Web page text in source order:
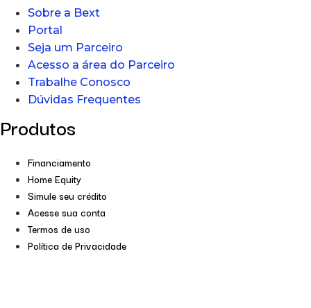
Sobre a Bext
Portal
Seja um Parceiro
Acesso a área do Parceiro
Trabalhe Conosco
Dúvidas Frequentes
Produtos
Financiamento
Home Equity
Simule seu crédito
Acesse sua conta
Termos de uso
Política de Privacidade